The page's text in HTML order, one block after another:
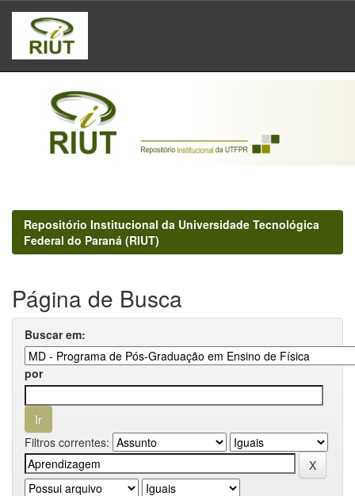
Skip
navigation
Repositório Institucional da Universidade Tecnológica
Federal do Paraná (RIUT)
Página de Busca
Buscar em:
por
Filtros correntes: